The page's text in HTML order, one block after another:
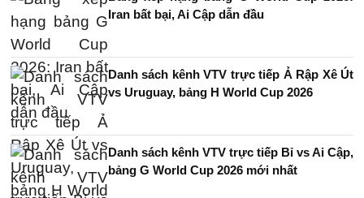
Iran bất bại, Ai Cập dẫn đầu
Danh sách kênh VTV trực tiếp Ả Rập Xê Út
vs Uruguay, bảng H World Cup 2026
Danh sách kênh VTV trực tiếp Bỉ vs Ai Cập,
bảng G World Cup 2026 mới nhất